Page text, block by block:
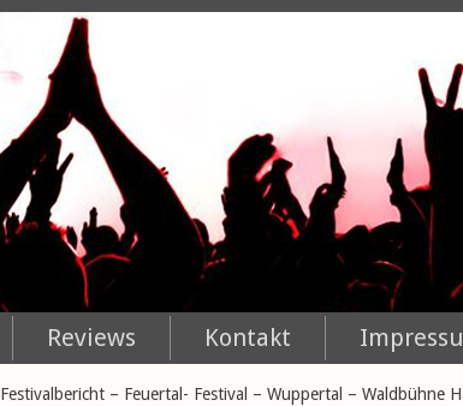
Reviews Kontakt
Festivalbericht – Feuertal- Festival – Wuppertal – Waldbühne